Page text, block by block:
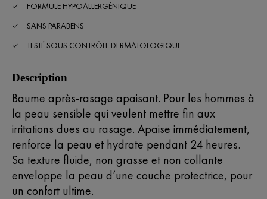
FORMULE HYPOALLERGÉNIQUE
SANS PARABENS
TESTÉ SOUS CONTRÔLE DERMATOLOGIQUE
Description
Baume après-rasage apaisant. Pour les hommes à
la peau sensible qui veulent mettre fin aux
irritations dues au rasage. Apaise immédiatement,
renforce la peau et hydrate pendant 24 heures.
Sa texture fluide, non grasse et non collante
enveloppe la peau d’une couche protectrice, pour
un confort ultime.